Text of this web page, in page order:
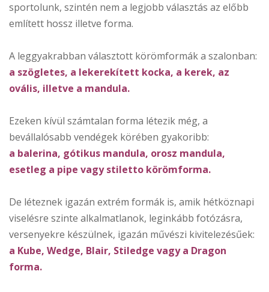
sportolunk, szintén nem a legjobb választás az előbb
említett hossz illetve forma.
A leggyakrabban választott körömformák a szalonban:
a szögletes, a lekerekített kocka, a kerek, az
ovális, illetve a mandula.
Ezeken kívül számtalan forma létezik még, a
bevállalósabb vendégek körében gyakoribb:
a balerina, gótikus mandula, orosz mandula,
esetleg a pipe vagy stiletto körömforma.
De léteznek igazán extrém formák is, amik hétköznapi
viselésre szinte alkalmatlanok, leginkább fotózásra,
versenyekre készülnek, igazán művészi kivitelezésűek:
a Kube, Wedge, Blair, Stiledge vagy a Dragon
forma.